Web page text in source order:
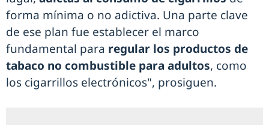
forma mínima o no adictiva. Una parte clave
de ese plan fue establecer el marco
fundamental para regular los productos de
tabaco no combustible para adultos, como
los cigarrillos electrónicos", prosiguen.